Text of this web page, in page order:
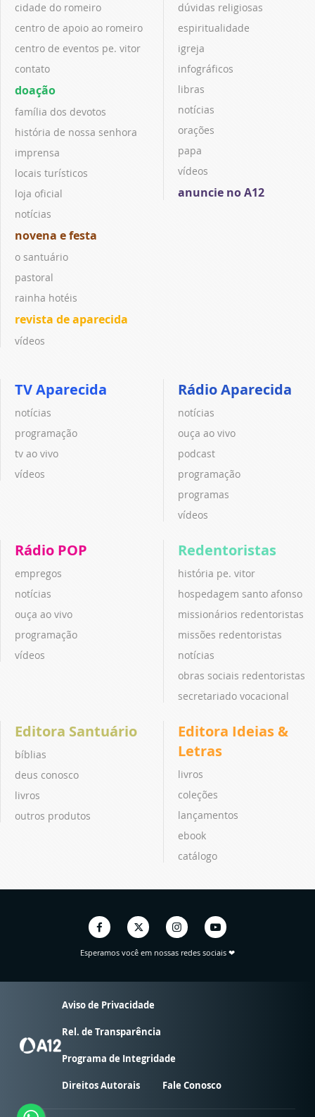
cidade do romeiro
centro de apoio ao romeiro
centro de eventos pe. vitor
contato
doação
família dos devotos
história de nossa senhora
imprensa
locais turísticos
loja oficial
notícias
novena e festa
o santuário
pastoral
rainha hotéis
revista de aparecida
vídeos
dúvidas religiosas
espiritualidade
igreja
infográficos
libras
notícias
orações
papa
vídeos
anuncie no A12
TV Aparecida
notícias
programação
tv ao vivo
vídeos
Rádio Aparecida
notícias
ouça ao vivo
podcast
programação
programas
vídeos
Rádio POP
empregos
notícias
ouça ao vivo
programação
vídeos
Redentoristas
história pe. vitor
hospedagem santo afonso
missionários redentoristas
missões redentoristas
notícias
obras sociais redentoristas
secretariado vocacional
Editora Santuário
bíblias
deus conosco
livros
outros produtos
Editora Ideias &
Letras
livros
coleções
lançamentos
ebook
catálogo
Esperamos você em nossas redes sociais ❤
Aviso de Privacidade
Rel. de Transparência
Programa de Integridade
Direitos Autorais Fale Conosco